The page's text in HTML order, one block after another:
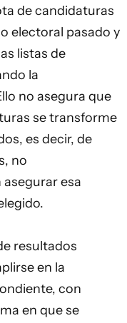
de candidaturas
electoral pasado y
listas de
la
no asegura que
se transforme
es decir, de
no
esa
resultados
en la
con
en que se